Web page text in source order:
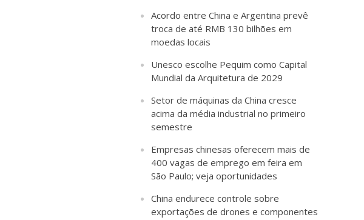
Acordo entre China e Argentina prevê
troca de até RMB 130 bilhões em
moedas locais
Unesco escolhe Pequim como Capital
Mundial da Arquitetura de 2029
Setor de máquinas da China cresce
acima da média industrial no primeiro
semestre
Empresas chinesas oferecem mais de
400 vagas de emprego em feira em
São Paulo; veja oportunidades
China endurece controle sobre
exportações de drones e componentes